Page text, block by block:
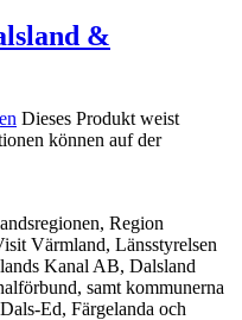
&
Dieses Produkt weist
können auf der
Region
Värmland, Länsstyrelsen
Kanal AB, Dalsland
samt kommunerna
Ed, Färgelanda och